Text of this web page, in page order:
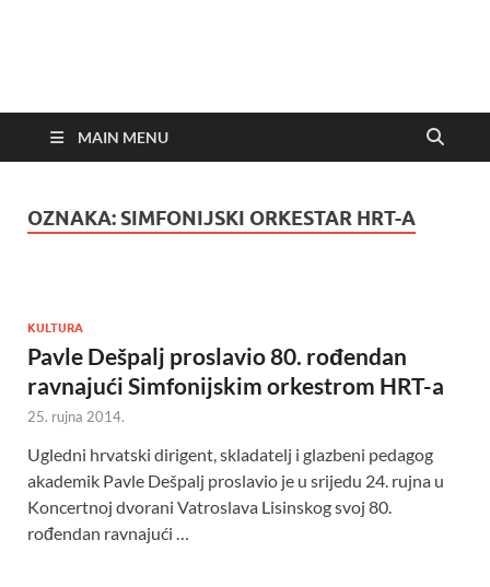
MAIN MENU
OZNAKA: SIMFONIJSKI ORKESTAR HRT-A
KULTURA
Pavle Dešpalj proslavio 80. rođendan
ravnajući Simfonijskim orkestrom HRT-a
25. rujna 2014.
Ugledni hrvatski dirigent, skladatelj i glazbeni pedagog
akademik Pavle Dešpalj proslavio je u srijedu 24. rujna u
Koncertnoj dvorani Vatroslava Lisinskog svoj 80.
rođendan ravnajući …